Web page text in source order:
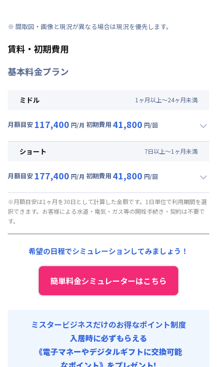
※ 間取図・画像と現況が異なる場合は現況を優先します。
賃料・初期費用
基本料金プラン
ミドル 1 ヶ月以上～24ヶ月未満
月額目安 117,400 円/月 初期費用 41,800 円/回
月額賃料目安(30日利用)
光熱費他 : 24,000円/月 (税抜)
その他費用 :
火災保険料: 1,000円/月
初期費用
寝具セット : 8,000円/回 (税抜)
ショート 7日以上～1 ヶ月未満
月額目安 177,400 円/月 初期費用 41,800 円/回
月額賃料目安(30日利用)
賃料 : 150,000円/月 (5,000円/日)
光熱費他 :
その他費用 :
火災保険料: 1,000円/月
事務手数料 : 15,000円/回 (税抜)
※月額目安は1ヶ月を30日として計算した金額です。1日単位で利用期間を選
択できます。お客様による水道・電気・ガス等の開栓手続き・契約は不要で
す。
希望の日程でシミュレーションしてみましょう！
簡単料金シミュレーターはこちら
ミスタービジネスだけのお得なポイント制度
入居時に必ずもらえる
《電子マネーやデジタルギフトに交換可能